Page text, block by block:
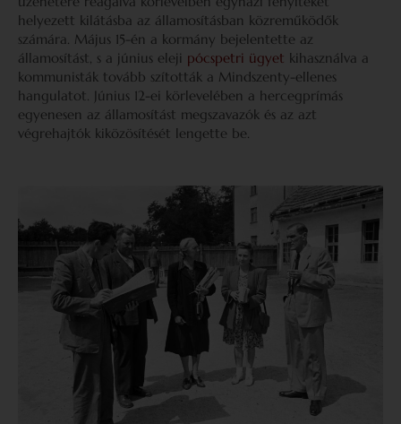
helyezett kilátásba az államosításban közreműködők
számára. Május 15-én a kormány bejelentette az
államosítást, s a június eleji pócspetri ügyet kihasználva a
kommunisták tovább szították a Mindszenty-ellenes
hangulatot. Június 12-ei körlevelében a hercegprímás
egyenesen az államosítást megszavazók és az azt
végrehajtók kiközösítését lengette be.